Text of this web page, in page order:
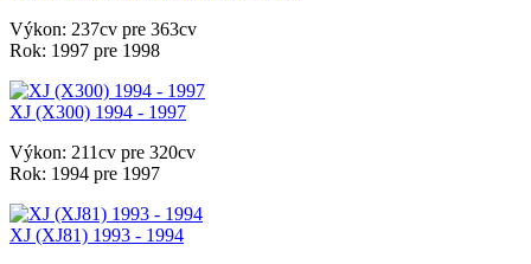
Výkon: 237cv pre 363cv
Rok: 1997 pre 1998
XJ (X300) 1994 - 1997
Výkon: 211cv pre 320cv
Rok: 1994 pre 1997
XJ (XJ81) 1993 - 1994